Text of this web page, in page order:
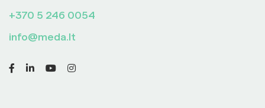
+370 5 246 0054
info@meda.lt